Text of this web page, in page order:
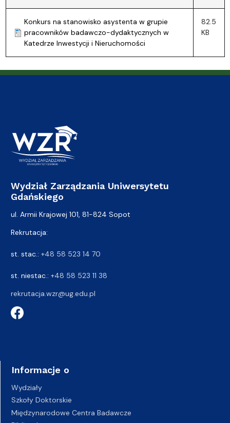
Konkurs na stanowisko asystenta w grupie
pracowników badawczo-dydaktycznych w
Katedrze Inwestycji i Nieruchomości
82.5
KB
Wydział Zarządzania Uniwersytetu
Gdańskiego
ul. Armii Krajowej 101, 81-824 Sopot
Rekrutacja:
st. stac.: +48 58 523 14 70
st. niestac.: +48 58 523 11 38
rekrutacja.wzr@ug.edu.pl
Informacje o
Wydziały
Szkoły Doktorskie
Międzynarodowe Centra Badawcze